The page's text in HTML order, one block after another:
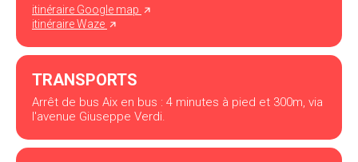
itinéraire Google map
itinéraire Waze
TRANSPORTS
Arrêt de bus Aix en bus : 4 minutes à pied et 300m, via
l'avenue Giuseppe Verdi.